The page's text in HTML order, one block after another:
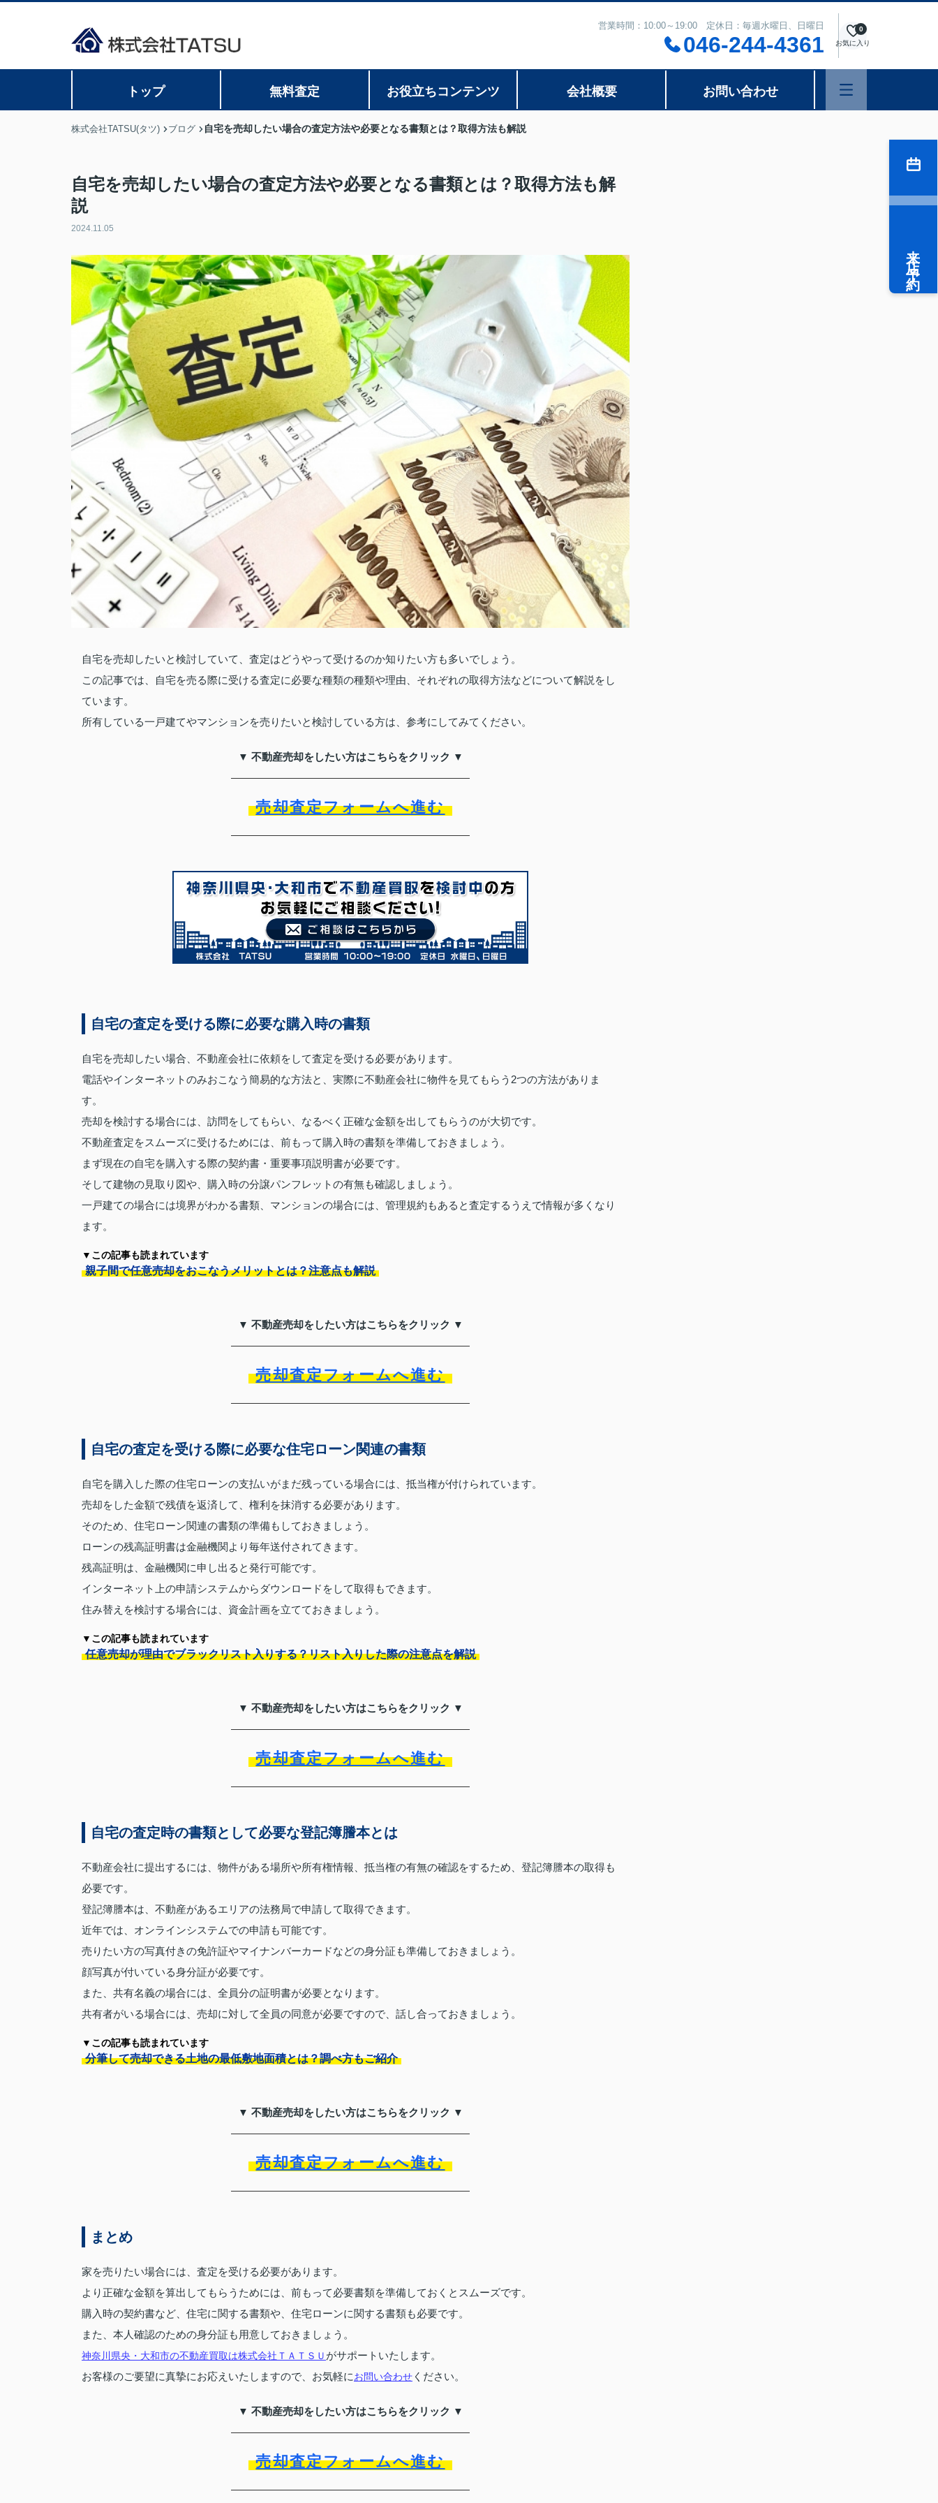
営業時間：10:00～19:00 定休日：毎週水曜日、日曜日
046-244-4361 お気に入り
0
トップ 無料査定 お役立ちコンテンツ 会社概要 お問い合わせ
株式会社TATSU(タツ) ブログ 自宅を売却したい場合の査定方法や必要となる書類とは？取得方法も解説
自宅を売却したい場合の査定方法や必要となる書類とは？取得方法も解
説
2024.11.05
自宅を売却したいと検討していて、査定はどうやって受けるのか知りたい方も多いでしょう。
この記事では、自宅を売る際に受ける査定に必要な種類の種類や理由、それぞれの取得方法などについて解説をし
ています。
所有している一戸建てやマンションを売りたいと検討している方は、参考にしてみてください。
▼ 不動産売却をしたい方はこちらをクリック ▼
売却査定フォームへ進む
自宅の査定を受ける際に必要な購入時の書類
自宅を売却したい場合、不動産会社に依頼をして査定を受ける必要があります。
電話やインターネットのみおこなう簡易的な方法と、実際に不動産会社に物件を見てもらう2つの方法がありま
す。
売却を検討する場合には、訪問をしてもらい、なるべく正確な金額を出してもらうのが大切です。
不動産査定をスムーズに受けるためには、前もって購入時の書類を準備しておきましょう。
まず現在の自宅を購入する際の契約書・重要事項説明書が必要です。
そして建物の見取り図や、購入時の分譲パンフレットの有無も確認しましょう。
一戸建ての場合には境界がわかる書類、マンションの場合には、管理規約もあると査定するうえで情報が多くなり
ます。
▼この記事も読まれています
親子間で任意売却をおこなうメリットとは？注意点も解説
▼ 不動産売却をしたい方はこちらをクリック ▼
売却査定フォームへ進む
自宅の査定を受ける際に必要な住宅ローン関連の書類
自宅を購入した際の住宅ローンの支払いがまだ残っている場合には、抵当権が付けられています。
売却をした金額で残債を返済して、権利を抹消する必要があります。
そのため、住宅ローン関連の書類の準備もしておきましょう。
ローンの残高証明書は金融機関より毎年送付されてきます。
残高証明は、金融機関に申し出ると発行可能です。
インターネット上の申請システムからダウンロードをして取得もできます。
住み替えを検討する場合には、資金計画を立てておきましょう。
▼この記事も読まれています
任意売却が理由でブラックリスト入りする？リスト入りした際の注意点を解説
▼ 不動産売却をしたい方はこちらをクリック ▼
売却査定フォームへ進む
自宅の査定時の書類として必要な登記簿謄本とは
不動産会社に提出するには、物件がある場所や所有権情報、抵当権の有無の確認をするため、登記簿謄本の取得も
必要です。
登記簿謄本は、不動産があるエリアの法務局で申請して取得できます。
近年では、オンラインシステムでの申請も可能です。
売りたい方の写真付きの免許証やマイナンバーカードなどの身分証も準備しておきましょう。
顔写真が付いている身分証が必要です。
また、共有名義の場合には、全員分の証明書が必要となります。
共有者がいる場合には、売却に対して全員の同意が必要ですので、話し合っておきましょう。
▼この記事も読まれています
分筆して売却できる土地の最低敷地面積とは？調べ方もご紹介
▼ 不動産売却をしたい方はこちらをクリック ▼
売却査定フォームへ進む
まとめ
家を売りたい場合には、査定を受ける必要があります。
より正確な金額を算出してもらうためには、前もって必要書類を準備しておくとスムーズです。
購入時の契約書など、住宅に関する書類や、住宅ローンに関する書類も必要です。
また、本人確認のための身分証も用意しておきましょう。
神奈川県央・大和市の不動産買取は株式会社ＴＡＴＳＵ がサポートいたします。
お客様のご要望に真摯にお応えいたしますので、お気軽にお問い合わせ ください。
▼ 不動産売却をしたい方はこちらをクリック ▼
売却査定フォームへ進む
来店予約